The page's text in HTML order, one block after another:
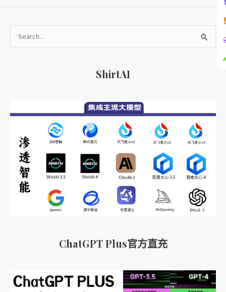
ShirtAI
ChatGPT Plus官方直充